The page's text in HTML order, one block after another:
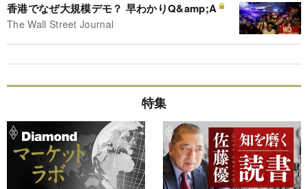
香港でなぜ大規模デモ？ 早わかりQ&amp;A
The Wall Street Journal
特集